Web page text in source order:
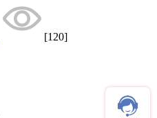
[120]